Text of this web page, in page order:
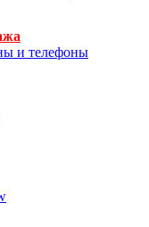
и телефоны